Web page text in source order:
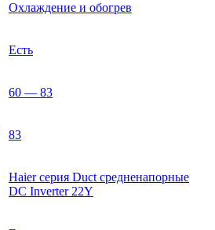
Охлаждение и обогрев
Есть
60 — 83
83
Haier серия Duct средненапорные
DC Inverter 22Y